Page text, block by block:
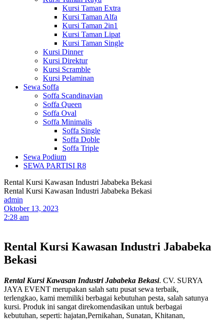
Kursi Taman Extra
Kursi Taman Alfa
Kursi Taman 2in1
Kursi Taman Lipat
Kursi Taman Single
Kursi Dinner
Kursi Direktur
Kursi Scramble
Kursi Pelaminan
Sewa Soffa
Soffa Scandinavian
Soffa Queen
Soffa Oval
Soffa Minimalis
Soffa Single
Soffa Doble
Soffa Triple
Sewa Podium
SEWA PARTISI R8
Rental Kursi Kawasan Industri Jababeka Bekasi
Rental Kursi Kawasan Industri Jababeka Bekasi
admin
Oktober 13, 2023
2:28 am
Rental Kursi Kawasan Industri Jababeka
Bekasi
Rental Kursi Kawasan Industri Jababeka Bekasi. CV. SURYA
JAYA EVENT merupakan salah satu pusat sewa terbaik,
terlengkao, kami memiliki berbagai kebutuhan pesta, salah satunya
kursi. Produk ini sangat direkomendasikan untuk berbagai
kebutuhan, seperti: hajatan,Pernikahan, Sunatan, Khitanan,